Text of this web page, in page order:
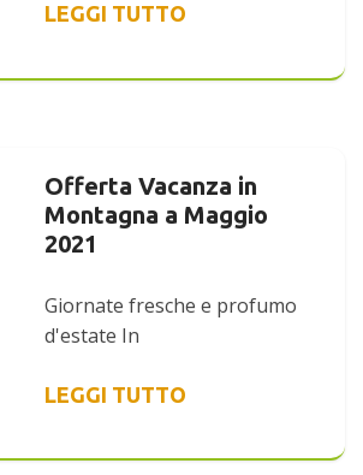
LEGGI TUTTO
Offerta Vacanza in
Montagna a Maggio
2021
Giornate fresche e profumo
d'estate In
LEGGI TUTTO